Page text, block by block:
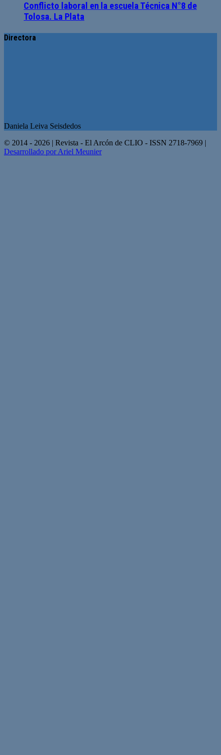
Conflicto laboral en la escuela Técnica N°8 de
Tolosa. La Plata
Directora
Daniela Leiva Seisdedos
© 2014 - 2026 | Revista - El Arcón de CLIO - ISSN 2718-7969 |
Desarrollado por Ariel Meunier